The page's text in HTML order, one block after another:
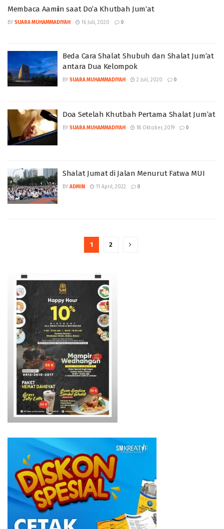
Membaca Aamiin saat Do’a Khutbah Jum‘at
BY SUARA MUHAMMADIYAH 16 Juli, 2020 0
Beda Cara Shalat Shubuh dan Shalat Jum’at
antara Dua Kelompok
BY SUARA MUHAMMADIYAH 2 Juli, 2020 0
Doa Setelah Khutbah Pertama Shalat Jum’at
BY SUARA MUHAMMADIYAH 18 Oktober, 2019 0
Shalat Jumat di Jalan Menurut Fatwa MUI
BY ADMIN 11 April, 2022 0
1 2